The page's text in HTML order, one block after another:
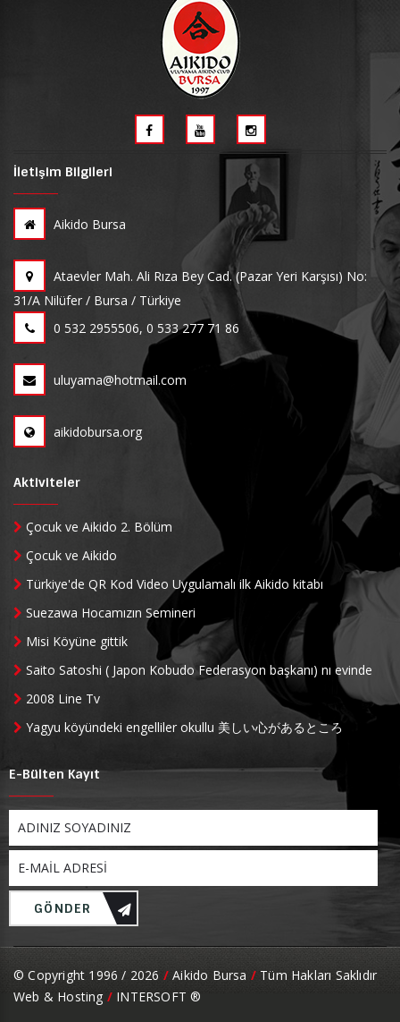
İletişim Bilgileri
Aikido Bursa
Ataevler Mah. Ali Rıza Bey Cad. (Pazar Yeri Karşısı) No:
31/A Nilüfer / Bursa / Türkiye
0 532 2955506, 0 533 277 71 86
uluyama@hotmail.com
aikidobursa.org
Aktiviteler
Çocuk ve Aikido 2. Bölüm
Çocuk ve Aikido
Türkiye'de QR Kod Video Uygulamalı ilk Aikido kitabı
Suezawa Hocamızın Semineri
Misi Köyüne gittik
Saito Satoshi ( Japon Kobudo Federasyon başkanı) nı evinde
2008 Line Tv
Yagyu köyündeki engelliler okullu 美しい心があるところ
E-Bülten Kayıt
GÖNDER
© Copyright 1996 / 2026 / Aikido Bursa / Tüm Hakları Saklıdır
Web & Hosting / INTERSOFT ®